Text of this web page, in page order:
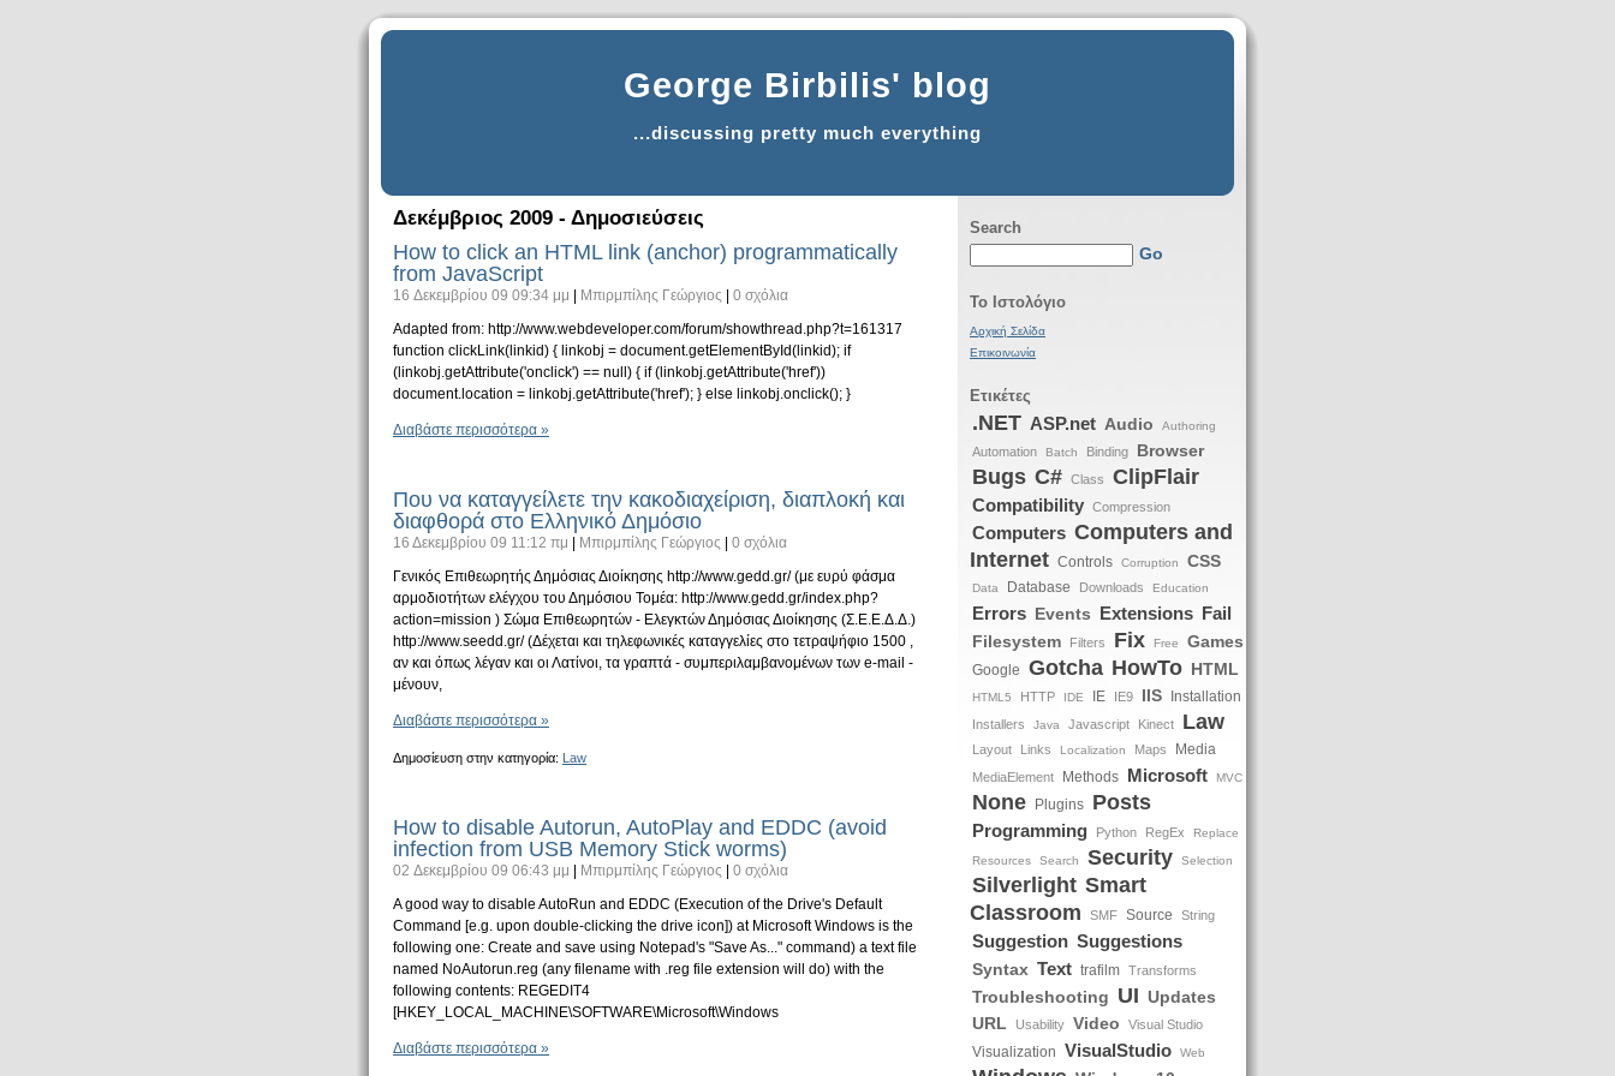
George Birbilis' blog
...discussing pretty much everything
Δεκέμβριος 2009 - Δημοσιεύσεις
How to click an HTML link (anchor) programmatically
from JavaScript
16 Δεκεμβρίου 09 09:34 μμ Μπιρμπίλης Γεώργιος
0 σχόλια
Adapted from: http://www.webdeveloper.com/forum/showthread.php?t=161317
function clickLink(linkid) { linkobj = document.getElementById(linkid); if
(linkobj.getAttribute('onclick') == null) { if (linkobj.getAttribute('href'))
document.location = linkobj.getAttribute('href'); } else linkobj.onclick(); }
Διαβάστε περισσότερα »
Που να καταγγείλετε την κακοδιαχείριση, διαπλοκή και
διαφθορά στο Ελληνικό Δημόσιο
16 Δεκεμβρίου 09 11:12 πμ Μπιρμπίλης Γεώργιος
0 σχόλια
Γενικός Επιθεωρητής Δημόσιας Διοίκησης http://www.gedd.gr/ (με ευρύ φάσμα
αρμοδιοτήτων ελέγχου του Δημόσιου Τομέα: http://www.gedd.gr/index.php?
action=mission ) Σώμα Επιθεωρητών - Ελεγκτών Δημόσιας Διοίκησης (Σ.Ε.Ε.Δ.Δ.)
http://www.seedd.gr/ (Δέχεται και τηλεφωνικές καταγγελίες στο τετραψήφιο 1500 ,
αν και όπως λέγαν και οι Λατίνοι, τα γραπτά - συμπεριλαμβανομένων των e-mail -
μένουν,
Διαβάστε περισσότερα »
Δημοσίευση στην κατηγορία: Law
How to disable Autorun, AutoPlay and EDDC (avoid
infection from USB Memory Stick worms)
02 Δεκεμβρίου 09 06:43 μμ | Μπιρμπίλης Γεώργιος | 0 σχόλια
A good way to disable AutoRun and EDDC (Execution of the Drive's Default
Command [e.g. upon double-clicking the drive icon]) at Microsoft Windows is the
following one: Create and save using Notepad's "Save As..." command) a text file
named NoAutorun.reg (any filename with .reg file extension will do) with the
following contents: REGEDIT4
[HKEY_LOCAL_MACHINE\SOFTWARE\Microsoft\Windows
Διαβάστε περισσότερα »
Search
Go
Το Ιστολόγιο
Αρχική Σελίδα
Επικοινωνία
Ετικέτες
.NET ASP.net Audio Authoring
Automation Batch Binding Browser
Bugs C# Class ClipFlair
Compatibility Compression
Computers Computers and
Internet Controls Corruption CSS
Data Database Downloads Education
Errors Events Extensions Fail
Filesystem Filters Fix Free Games
Google Gotcha HowTo HTML
HTML5 HTTP IDE IE IE9 IIS Installation
Installers Java Javascript Kinect Law
Layout Links Localization Maps Media
MediaElement Methods Microsoft MVC
None Plugins Posts
Programming Python RegEx Replace
Resources Search Security Selection
Silverlight Smart
Classroom
SMF Source String
Suggestion Suggestions
Syntax Text trafilm Transforms
Troubleshooting UI Updates
URL
Usability Video Visual Studio
Visualization VisualStudio Web